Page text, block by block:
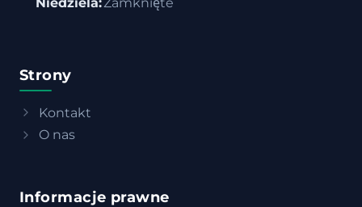
Strony
Kontakt
O nas
Informacje prawne